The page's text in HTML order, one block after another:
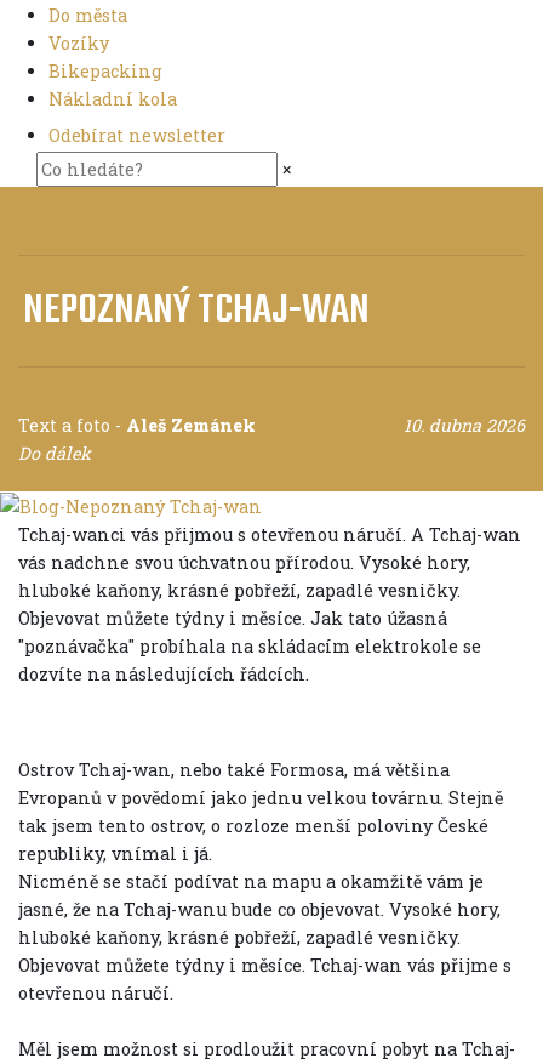
Do města
Vozíky
Bikepacking
Nákladní kola
Odebírat newsletter
×
NEPOZNANÝ TCHAJ-WAN
Text a foto - Aleš Zemánek
10. dubna 2026
Do dálek
Tchaj-wanci vás přijmou s otevřenou náručí. A Tchaj-wan
vás nadchne svou úchvatnou přírodou. Vysoké hory,
hluboké kaňony, krásné pobřeží, zapadlé vesničky.
Objevovat můžete týdny i měsíce. Jak tato úžasná
"poznávačka" probíhala na skládacím elektrokole se
dozvíte na následujících řádcích.
Ostrov Tchaj-wan, nebo také Formosa, má většina
Evropanů v povědomí jako jednu velkou továrnu. Stejně
tak jsem tento ostrov, o rozloze menší poloviny České
republiky, vnímal i já.
Nicméně se stačí podívat na mapu a okamžitě vám je
jasné, že na Tchaj-wanu bude co objevovat. Vysoké hory,
hluboké kaňony, krásné pobřeží, zapadlé vesničky.
Objevovat můžete týdny i měsíce. Tchaj-wan vás přijme s
otevřenou náručí.
Měl jsem možnost si prodloužit pracovní pobyt na Tchaj-